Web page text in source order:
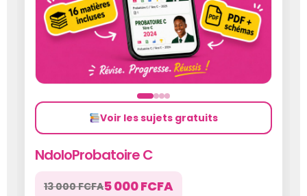
Voir les sujets gratuits
NdoloProbatoire C
13 000 FCFA5 000 FCFA